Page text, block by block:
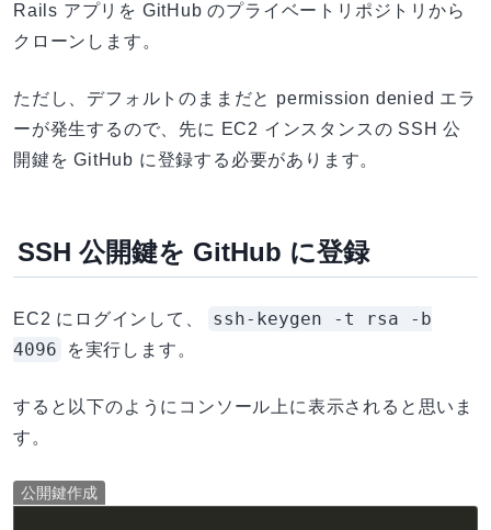
Rails アプリを GitHub のプライベートリポジトリから
クローンします。
ただし、デフォルトのままだと permission denied エラ
ーが発生するので、先に EC2 インスタンスの SSH 公
開鍵を GitHub に登録する必要があります。
SSH 公開鍵を GitHub に登録
EC2 にログインして、
ssh-keygen -t rsa -b
4096
を実行します。
すると以下のようにコンソール上に表示されると思いま
す。
公開鍵作成